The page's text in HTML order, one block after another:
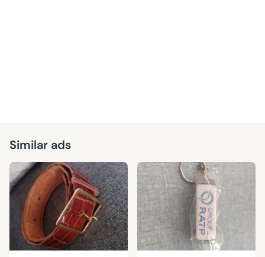
Similar ads